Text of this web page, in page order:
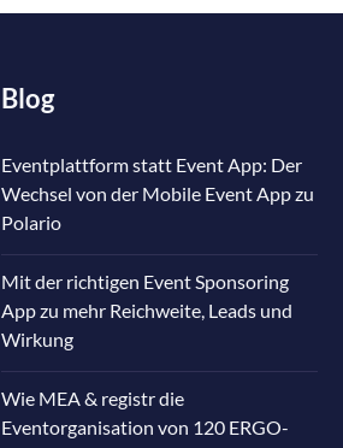
Blog
Eventplattform statt Event App: Der
Wechsel von der Mobile Event App zu
Polario
Mit der richtigen Event Sponsoring
App zu mehr Reichweite, Leads und
Wirkung
Wie MEA & registr die
Eventorganisation von 120 ERGO-